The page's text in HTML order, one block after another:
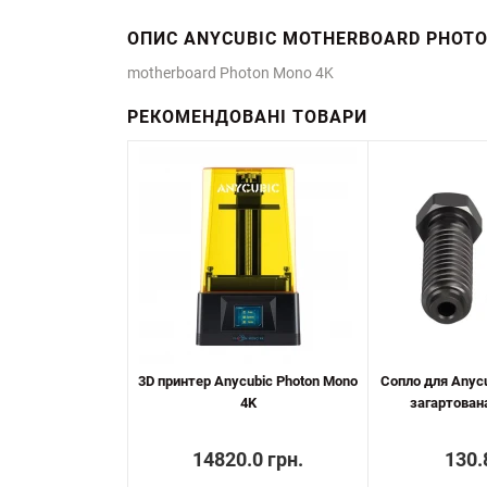
ОПИС ANYCUBIC MOTHERBOARD
motherboard Photon Mono 4K
РЕКОМЕНДОВАНІ ТОВАРИ
3D принтер Anycubic Photon Mono
4K
14820.0 грн.
Сопло для